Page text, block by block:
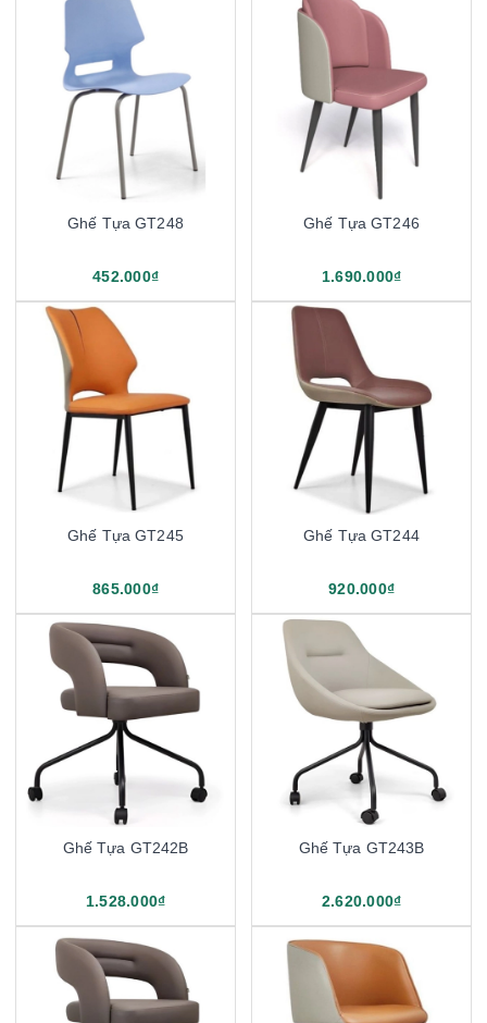
Ghế Tựa GT248
452.000₫
Ghế Tựa GT246
1.690.000₫
Ghế Tựa GT245
865.000₫
Ghế Tựa GT244
920.000₫
Ghế Tựa GT242B
1.528.000₫
Ghế Tựa GT243B
2.620.000₫